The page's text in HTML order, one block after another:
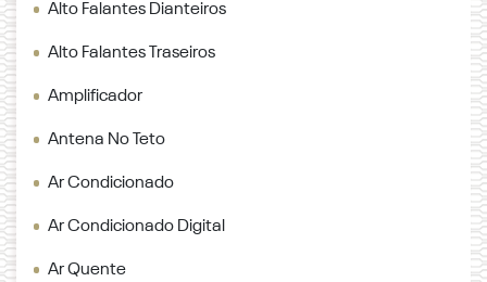
Alto Falantes Dianteiros
Alto Falantes Traseiros
Amplificador
Antena No Teto
Ar Condicionado
Ar Condicionado Digital
Ar Quente